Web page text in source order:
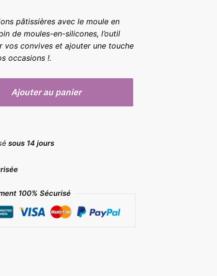
pâtissières avec le moule en
de moules-en-silicones, l’outil
vos convives et ajouter une touche
occasions !.
Ajouter au panier
sous 14 jours
100% Sécurisé